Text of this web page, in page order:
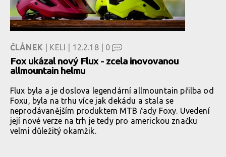
ČLÁNEK | KELI | 12.2.18 | 0
Fox ukázal nový Flux - zcela inovovanou
allmountain helmu
Flux byla a je doslova legendární allmountain přilba od
Foxu, byla na trhu více jak dekádu a stala se
neprodávanějším produktem MTB řady Foxy. Uvedení
její nové verze na trh je tedy pro americkou značku
velmi důležitý okamžik.